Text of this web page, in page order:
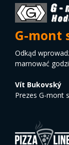
G-mont
Odkąd
marnować
Vít Bukovský
Prezes G-mont